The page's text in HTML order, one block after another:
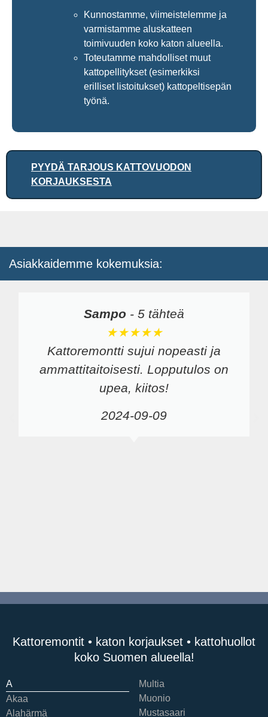
Kunnostamme, viimeistelemme ja
varmistamme aluskatteen
toimivuuden koko katon alueella.
Toteutamme mahdolliset muut
kattopellitykset (esimerkiksi
erilliset listoitukset) kattopeltisepän
työnä.
PYYDÄ TARJOUS KATTOVUODON
KORJAUKSESTA
Asiakkaidemme kokemuksia:
Sampo - 5 tähteä
★★★★★
Kattoremontti sujui nopeasti ja
ammattitaitoisesti. Lopputulos on
upea, kiitos!
2024-09-09
Kattoremontit • katon korjaukset • kattohuollot
koko Suomen alueella!
A
Akaa
Alahärmä
Multia
Muonio
Mustasaari